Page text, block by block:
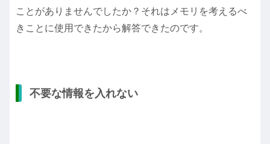
ことがありませんでしたか？それはメモリを考えるべ
きことに使用できたから解答できたのです。
不要な情報を入れない